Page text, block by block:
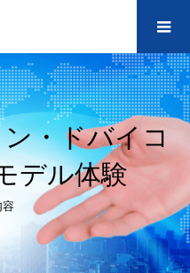
・ドバイコ
デル体験
容